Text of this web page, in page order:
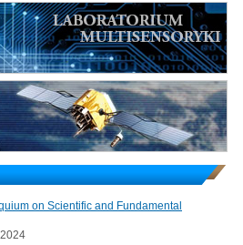
on Scientific and Fundamental